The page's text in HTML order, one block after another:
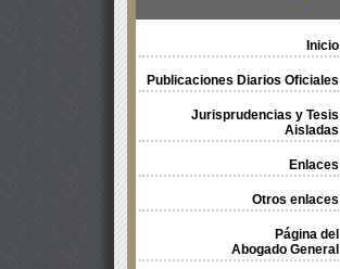
Inicio
Publicaciones Diarios Oficiales
Jurisprudencias y Tesis
Aisladas
Enlaces
Otros enlaces
Página del
Abogado General